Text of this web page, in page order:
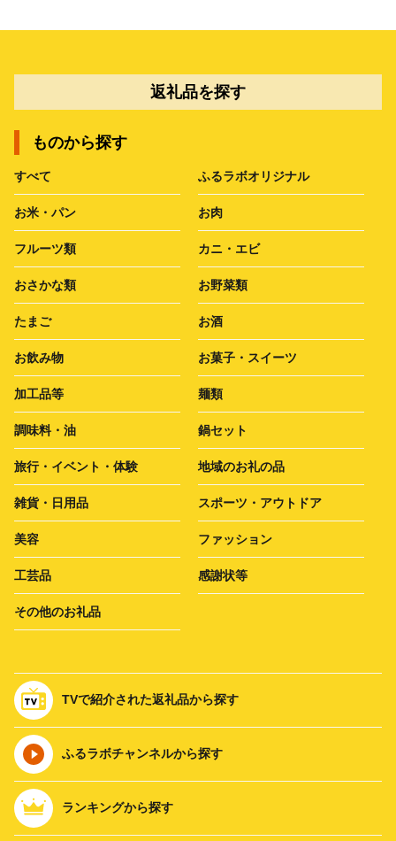
返礼品を探す
ものから探す
すべて ふるラボオリジナル
お米・パン お肉
フルーツ類 カニ・エビ
おさかな類 お野菜類
たまご お酒
お飲み物 お菓子・スイーツ
加工品等 麺類
調味料・油 鍋セット
旅行・イベント・体験 地域のお礼の品
雑貨・日用品 スポーツ・アウトドア
美容 ファッション
工芸品 感謝状等
その他のお礼品
TVで紹介された返礼品から探す
ふるラボチャンネルから探す
ランキングから探す